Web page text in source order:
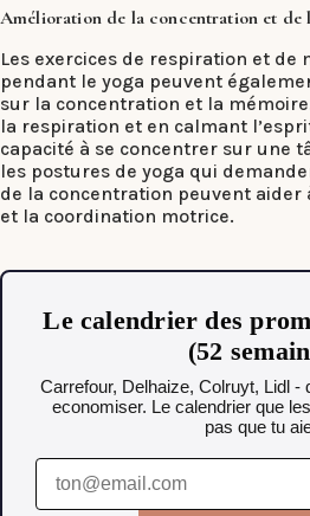
Amélioration de la concentration et de
Les exercices de respiration et
pendant le yoga peuvent
sur la concentration et la
la respiration et en calmant
capacité à se concentrer sur une
les postures de yoga qui
de la concentration peuvent aider
et la coordination motrice.
Le calendrier des
(52
Carrefour, Delhaize, Colruyt, Lidl -
economiser. Le calendrier que
pas que tu